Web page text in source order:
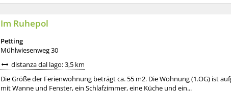
Im Ruhepol
Petting
Mühlwiesenweg 30
distanza dal lago: 3,5 km
Die Größe der Ferienwohnung beträgt ca. 55 m2. Die Wohnung (1.OG) ist
mit Wanne und Fenster, ein Schlafzimmer, eine Küche und ein...